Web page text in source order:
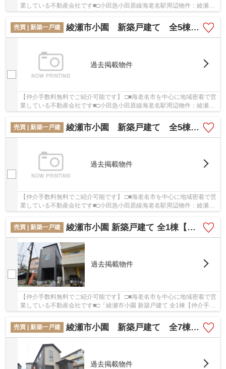
業している不動産会社です■□小田急小田原線海老名駅周辺物件：綾瀬市
売買 | 新築一戸建
綾瀬市小園 新築戸建て 全5棟【仲介手数料無料】
過去掲載物件
【仲介手数料無料でご紹介可能です】 □■海老名市を中心に地域密着で営
業している不動産会社です■□小田急小田原線海老名駅周辺物件：綾瀬市
売買 | 新築一戸建
綾瀬市小園 新築戸建て 全5棟【仲介手数料無料】
過去掲載物件
【仲介手数料無料でご紹介可能です】 □■海老名市を中心に地域密着で営
業している不動産会社です■□小田急小田原線海老名駅周辺物件：綾瀬市
売買 | 新築一戸建
綾瀬市小園 新築戸建て 全1棟【仲介手数料無料】
過去掲載物件
【仲介手数料無料でご紹介可能です】 □■海老名市を中心に地域密着で営
業している不動産会社です■□「綾瀬市小園 新築戸建て 全1棟【仲介手数
料無料】」の物件情報をお探しならお気軽に...
売買 | 新築一戸建
綾瀬市小園 新築戸建て 全7棟【仲介手数料無料】
過去掲載物件